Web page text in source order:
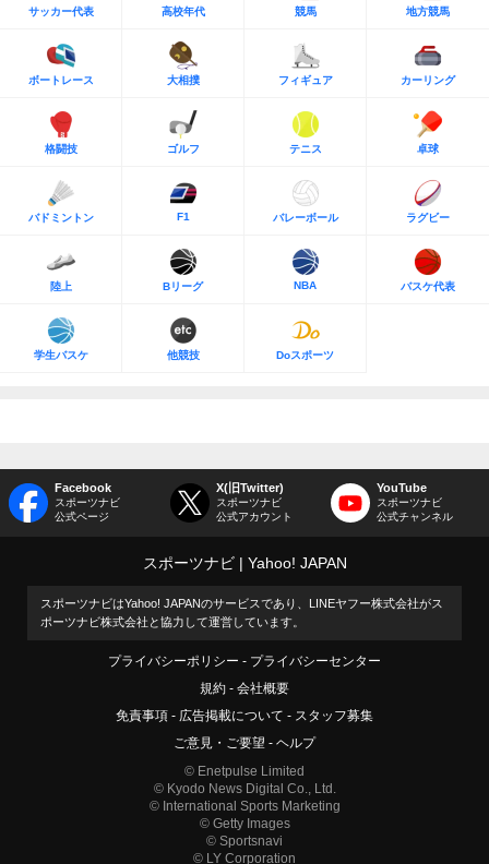
サッカー代表 高校年代 競馬 地方競馬
ボートレース 大相撲 フィギュア カーリング
格闘技 ゴルフ テニス 卓球
バドミントン F1 バレーボール ラグビー
陸上 Bリーグ NBA バスケ代表
学生バスケ 他競技 Doスポーツ
Facebook
スポーツナビ
公式ページ
X(旧Twitter)
スポーツナビ
公式アカウント
YouTube
スポーツナビ
公式チャンネル
スポーツナビ Yahoo! JAPAN
スポーツナビはYahoo! JAPANのサービスであり、LINEヤフー株式会社がス
ポーツナビ株式会社と協力して運営しています。
プライバシーポリシー
プライバシーセンター
規約
会社概要
免責事項
広告掲載について
スタッフ募集
ご意見・ご要望
ヘルプ
© Enetpulse Limited
© Kyodo News Digital Co., Ltd.
© International Sports Marketing
© Getty Images
© Sportsnavi
© LY Corporation